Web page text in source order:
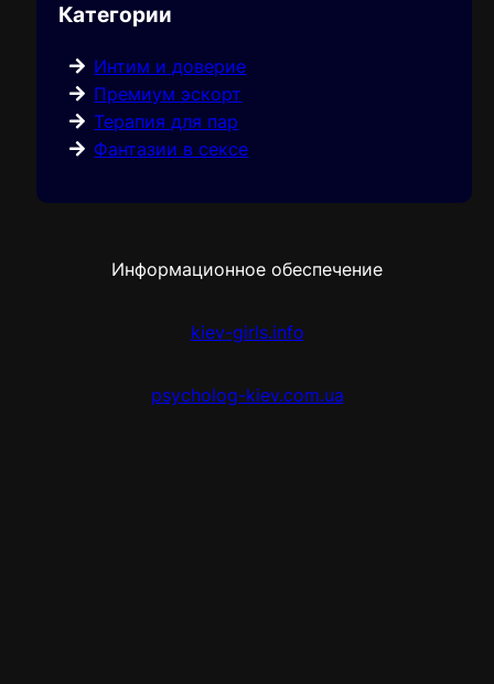
Категории
Интим и доверие
Премиум эскорт
Терапия для пар
Фантазии в сексе
Информационное обеспечение
kiev-girls.info
psycholog-kiev.com.ua